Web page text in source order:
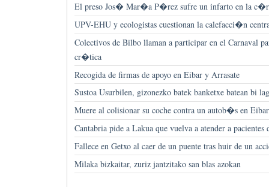
El preso Jos� Mar�a P�rez sufre un infarto en la
UPV-EHU y ecologistas cuestionan la calefacci�n
Colectivos de Bilbo llaman a participar en el Carnaval
cr�tica
Recogida de firmas de apoyo en Eibar y Arrasate
Sustoa Usurbilen, gizonezko batek banketxe batean bi
Muere al colisionar su coche contra un autob�s en Eibar
Cantabria pide a Lakua que vuelva a atender a pacientes
Fallece en Getxo al caer de un puente tras huir de un
Milaka bizkaitar, zuriz jantzitako san blas azokan